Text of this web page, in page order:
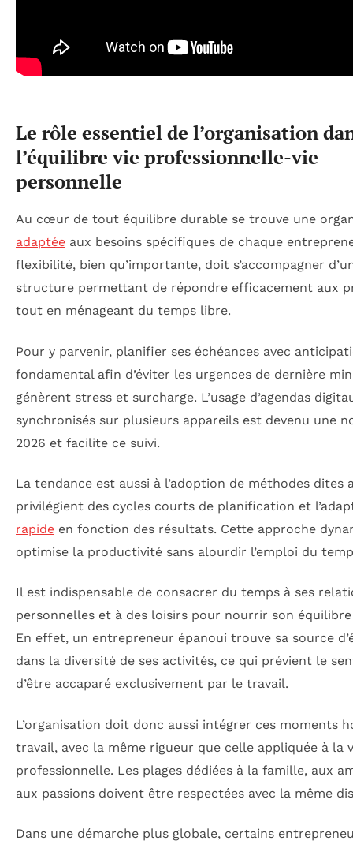
Le rôle essentiel de l’organisation
l’équilibre vie professionnelle-vie
personnelle
Au cœur de tout équilibre durable se trouve une
adaptée aux besoins spécifiques de chaque
flexibilité, bien qu’importante, doit s’accompagner
structure permettant de répondre efficacement aux
tout en ménageant du temps libre.
Pour y parvenir, planifier ses échéances avec
fondamental afin d’éviter les urgences de dernière
génèrent stress et surcharge. L’usage d’agendas
synchronisés sur plusieurs appareils est devenu une
2026 et facilite ce suivi.
La tendance est aussi à l’adoption de méthodes dites
privilégient des cycles courts de planification et
rapide en fonction des résultats. Cette approche
optimise la productivité sans alourdir l’emploi du
Il est indispensable de consacrer du temps à ses
personnelles et à des loisirs pour nourrir son
En effet, un entrepreneur épanoui trouve sa source
dans la diversité de ses activités, ce qui prévient le
d’être accaparé exclusivement par le travail.
L’organisation doit donc aussi intégrer ces moments
travail, avec la même rigueur que celle appliquée à la
professionnelle. Les plages dédiées à la famille, aux
aux passions doivent être respectées avec la même
Dans une démarche plus globale, certains